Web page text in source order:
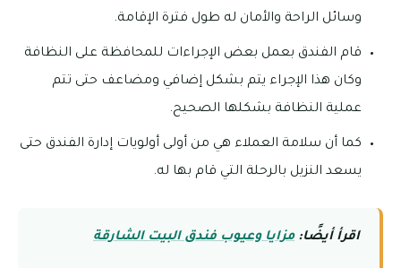
وسائل الراحة والأمان له طول فترة الإقامة.
قام الفندق بعمل بعض الإجراءات للمحافظة على النظافة
وكان هذا الإجراء يتم بشكل إضافي ومضاعف حتى تتم
عملية النظافة بشكلها الصحيح.
كما أن سلامة العملاء هي من أولى أولويات إدارة الفندق حتى
يسعد النزيل بالرحلة التي قام بها له.
اقرأ أيضًا:مزايا وعيوب فندق البيت الشارقة